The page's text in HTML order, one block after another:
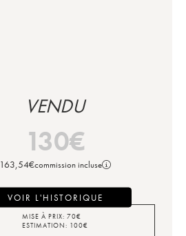
VENDU
130€
163,54€commission incluse
VOIR L'HISTORIQUE
MISE À PRIX: 70€
ESTIMATION: 100€